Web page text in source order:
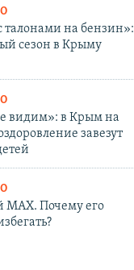
талонами на бензин»:
сезон в Крыму
видим»: в Крым на
завезут
MAX. Почему его